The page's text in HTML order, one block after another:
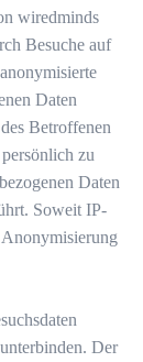
wiredminds
Besuche auf
Daten
Betroffenen
zu
Daten
Soweit IP-
Der